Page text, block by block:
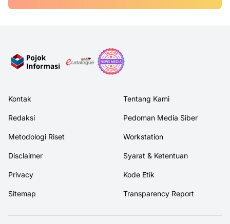
Kontak Tentang Kami
Redaksi Pedoman Media Siber
Metodologi Riset Workstation
Disclaimer Syarat & Ketentuan
Privacy Kode Etik
Sitemap Transparency Report